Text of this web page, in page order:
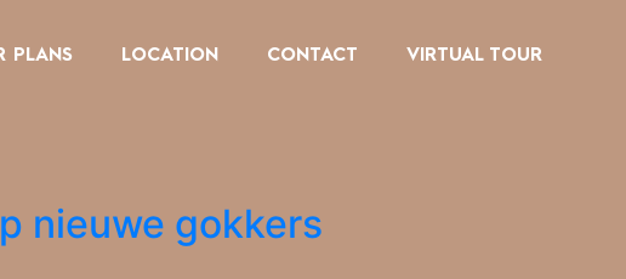
PLANS LOCATION CONTACT VIRTUAL TOUR
nieuwe gokkers